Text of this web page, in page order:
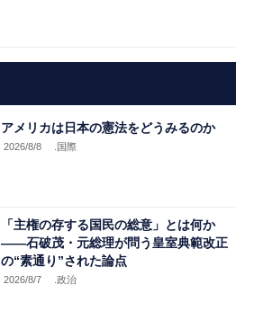
アメリカは日本の憲法をどうみるのか
2026/8/8 .国際
「主権の存する国民の総意」とは何か
――石破茂・元総理が問う皇室典範改正
の“素通り”された論点
2026/8/7 .政治